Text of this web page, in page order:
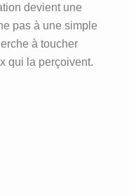
devient une
pas à une simple
à toucher
qui la perçoivent.